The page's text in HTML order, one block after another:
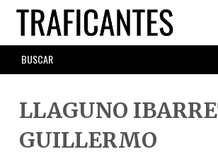
Skip
main
content
SEARCH
FORM
LLAGUNO
GUILLERMO